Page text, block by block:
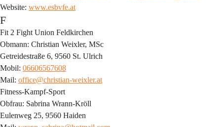
Website: www.esbvfe.at
F
Fit 2 Fight Union Feldkirchen
Obmann: Christian Weixler, MSc
Getreidestraße 6, 9560 St. Ulrich
Mobil: 06606567608
Mail: office@christian-weixler.at
Fitness-Kampf-Sport
Obfrau: Sabrina Wrann-Kröll
Eulenweg 25, 9560 Haiden